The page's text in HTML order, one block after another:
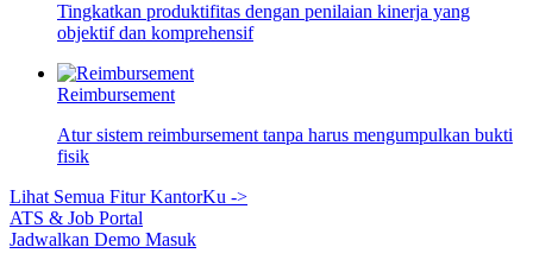
Tingkatkan produktifitas dengan penilaian kinerja yang
objektif dan komprehensif
Reimbursement
Atur sistem reimbursement tanpa harus mengumpulkan bukti
fisik
Lihat Semua Fitur KantorKu ->
ATS & Job Portal
Jadwalkan Demo Masuk